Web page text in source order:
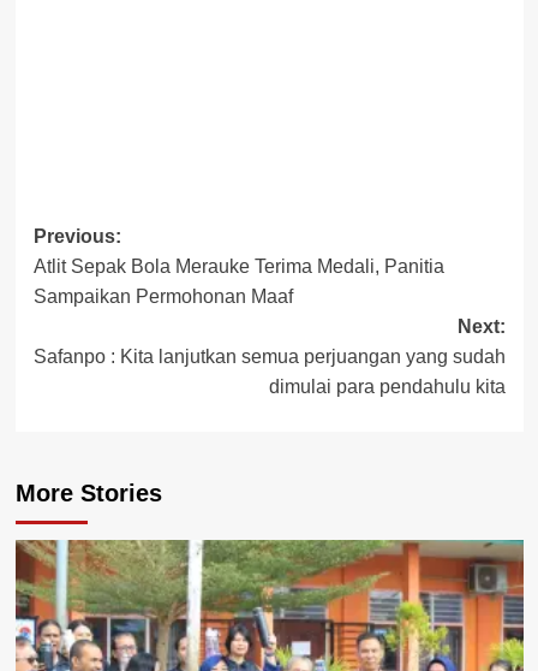
Post
navigation
Previous:
Atlit Sepak Bola Merauke Terima Medali, Panitia
Sampaikan Permohonan Maaf
Next:
Safanpo : Kita lanjutkan semua perjuangan yang sudah
dimulai para pendahulu kita
More Stories